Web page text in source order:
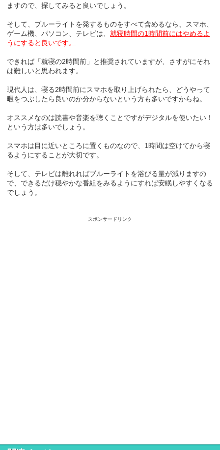
ますので、探してみると良いでしょう。
そして、ブルーライトを発するものをすべて含めるなら、スマホ、
ゲーム機、パソコン、テレビは、 就寝時間の1時間前にはやめるよ
うにすると良いです。
できれば「就寝の2時間前」と推奨されていますが、さすがにそれ
は難しいと思われます。
現代人は、寝る2時間前にスマホを取り上げられたら、どうやって
暇をつぶしたら良いのか分からないという方も多いですからね。
オススメなのは読書や音楽を聴くことですがデジタルを使いたい！
という方は多いでしょう。
スマホは目に近いところに置くものなので、1時間は空けてから寝
るようにすることが大切です。
そして、テレビは離れればブルーライトを浴びる量が減りますの
で、できるだけ穏やかな番組をみるようにすれば安眠しやすくなる
でしょう。
スポンサードリンク